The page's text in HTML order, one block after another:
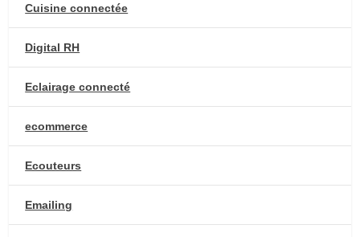
Cuisine connectée
Digital RH
Eclairage connecté
ecommerce
Ecouteurs
Emailing